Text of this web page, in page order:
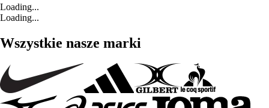
Loading...
Loading...
Wszystkie nasze marki